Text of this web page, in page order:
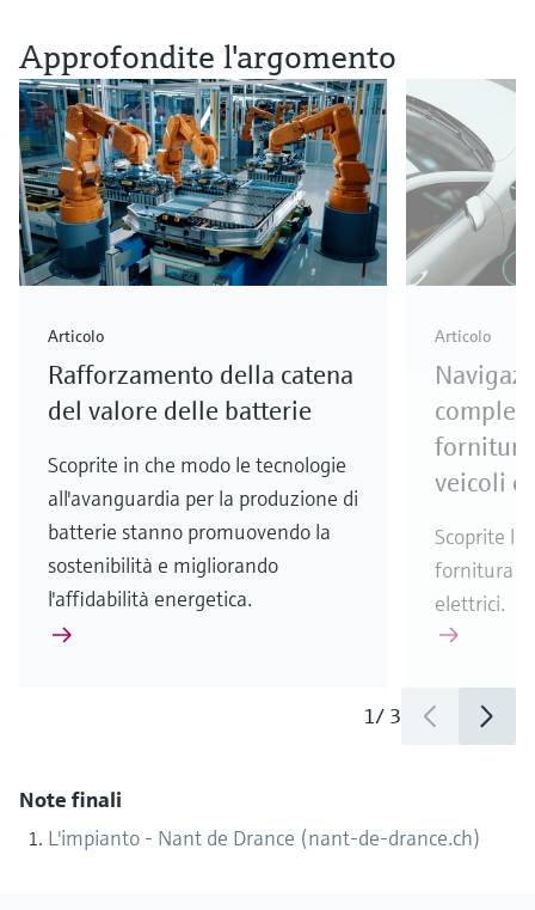
Approfondite l'argomento
Articolo
Rafforzamento della catena
del valore delle batterie
Scoprite in che modo le tecnologie
all'avanguardia per la produzione di
batterie stanno promuovendo la
sostenibilità e migliorando
l'affidabilità energetica.
Articolo
veicoli
Scoprite la
fornitura
elettrici.
1/ 3
Note finali
L'impianto - Nant de Drance (nant-de-drance.ch)